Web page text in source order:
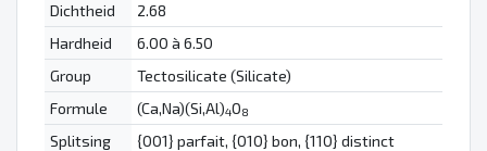
Dichtheid
2.68
Hardheid
6.00 à 6.50
Group
Tectosilicate (Silicate)
Formule
(Ca,Na)(Si,Al)4O8
Splitsing
{001} parfait, {010} bon, {110} distinct